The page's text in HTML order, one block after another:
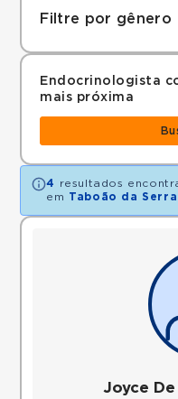
Filtre por gênero
Endocrinologista
mais próxima
4 resultados
em Taboão da Serra
Joyce